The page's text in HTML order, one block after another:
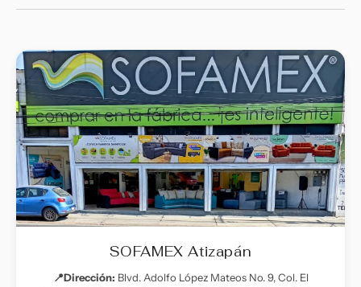
SOFAMEX Atizapán
📍Dirección: Blvd. Adolfo López Mateos No. 9, Col. El